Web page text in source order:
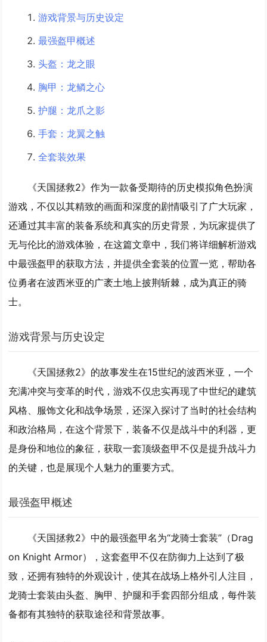
游戏背景与历史设定
最强盔甲概述
头盔：龙之眼
胸甲：龙鳞之心
护腿：龙爪之影
手套：龙翼之触
全套装效果
《天国拯救2》作为一款备受期待的历史模拟角色扮演
游戏，不仅以其精致的画面和深度的剧情吸引了广大玩家，
还通过其丰富的装备系统和真实的历史背景，为玩家提供了
无与伦比的游戏体验，在这篇文章中，我们将详细解析游戏
中最强盔甲的获取方法，并提供全套装的位置一览，帮助各
位勇者在波西米亚的广袤土地上披荆斩棘，成为真正的骑
士。
游戏背景与历史设定
《天国拯救2》的故事发生在15世纪的波西米亚，一个
充满冲突与变革的时代，游戏不仅忠实再现了中世纪的建筑
风格、服饰文化和战争场景，还深入探讨了当时的社会结构
和政治格局，在这个背景下，装备不仅是战斗中的利器，更
是身份和地位的象征，获取一套顶级盔甲不仅是提升战斗力
的关键，也是展现个人魅力的重要方式。
最强盔甲概述
《天国拯救2》中的最强盔甲名为“龙骑士套装”（Drag
on Knight Armor），这套盔甲不仅在防御力上达到了极
致，还拥有独特的外观设计，使其在战场上格外引人注目，
龙骑士套装由头盔、胸甲、护腿和手套四部分组成，每件装
备都有其独特的获取途径和背景故事。